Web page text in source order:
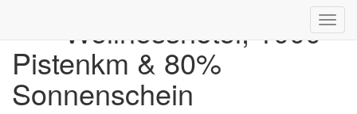
**** Wellnesshotel, 1000
Pistenkm & 80%
Sonnenschein